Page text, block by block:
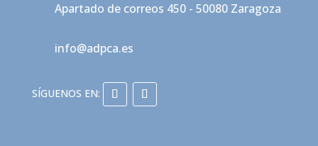
Apartado de correos 450 - 50080 Zaragoza
info@adpca.es